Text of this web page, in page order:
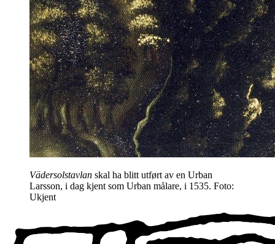
Vädersolstavlan skal ha blitt utført av en Urban
Larsson, i dag kjent som Urban målare, i 1535. Foto:
Ukjent